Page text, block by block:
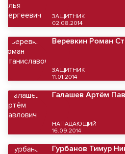
ЗАЩИТНИК
02.08.2014
Веревкин Роман
ЗАЩИТНИК
11.01.2014
Галашев Артём
НАПАДАЮЩИЙ
16.09.2014
Гурбанов Тимур